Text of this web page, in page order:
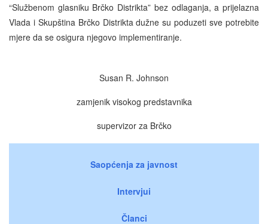
“Službenom glasniku Brčko Distrikta” bez odlaganja, a prijelazna
Vlada i Skupština Brčko Distrikta dužne su poduzeti sve potrebite
mjere da se osigura njegovo implementiranje.
Susan R. Johnson
zamjenik visokog predstavnika
supervizor za Brčko
Saopćenja za javnost
Intervjui
Članci